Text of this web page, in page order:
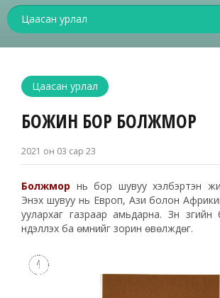
Цаасан урлал
БОЖИН БОР БОЛЖМОР
2021 он 03 сар 23
Болжмор нь бор шувуу хэлбэртэн
Энэхүү шувуу нь Европ, Ази болон
уулархаг газраар амьдарна. Зүүн
нүүдэллэх ба өмнийг зорин өвөлждөг.